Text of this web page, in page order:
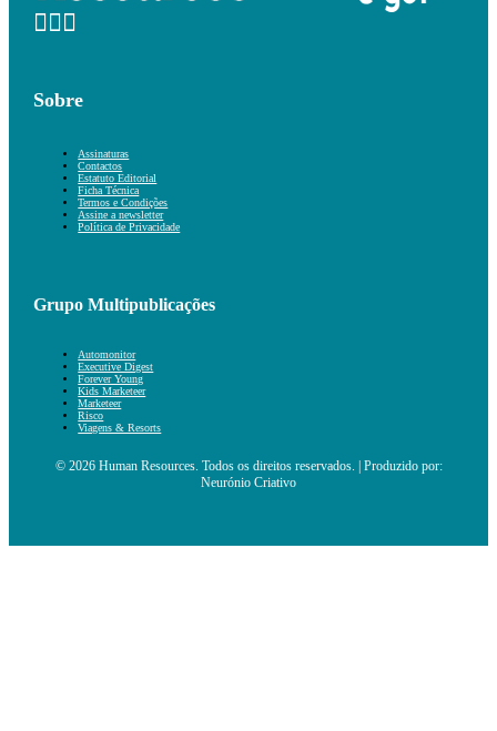
Sobre
Assinaturas
Contactos
Estatuto Editorial
Ficha Técnica
Termos e Condições
Assine a newsletter
Política de Privacidade
Grupo Multipublicações
Automonitor
Executive Digest
Forever Young
Kids Marketeer
Marketeer
Risco
Viagens & Resorts
© 2026 Human Resources. Todos os direitos reservados. | Produzido por:
Neurónio Criativo